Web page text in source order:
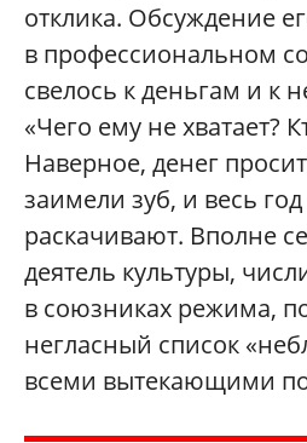
отклика. Обсуждение
в профессиональном
свелось к деньгам и к
«Чего ему не хватает?
Наверное, денег
заимели зуб, и весь год
раскачивают. Вполне
деятель культуры,
в союзниках режима,
негласный список
всеми вытекающими